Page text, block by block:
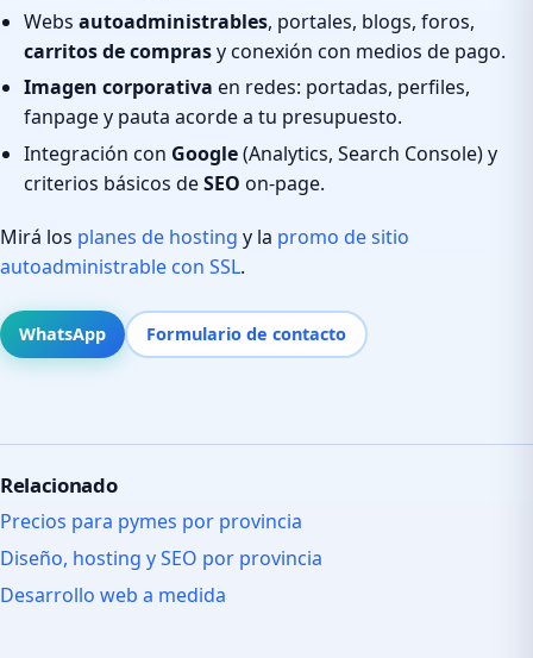
Webs autoadministrables, portales, blogs, foros,
carritos de comprasy conexión con medios de pago.
Imagen corporativa en redes: portadas, perfiles,
fanpage y pauta acorde a tu presupuesto.
Integración con Google(Analytics, Search Console) y
criterios básicos deSEO on-page.
Mirá los planes de hosting y la promo de sitio
autoadministrable con SSL.
WhatsApp Formulario de contacto
Relacionado
Precios para pymes por provincia
Diseño, hosting y SEO por provincia
Desarrollo web a medida